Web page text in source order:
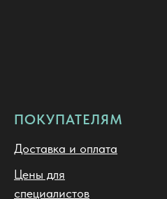
ПОКУПАТЕЛЯМ
Доставка и оплата
Цены для
специалистов